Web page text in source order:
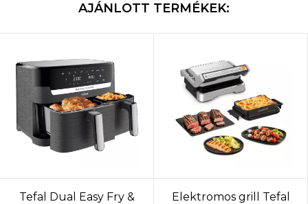
AJÁNLOTT TERMÉKEK:
Tefal Dual Easy Fry &
Elektromos grill Tefal